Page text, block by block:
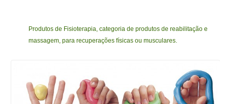
Produtos de Fisioterapia, categoria de produtos de reabilitação e
massagem, para recuperações físicas ou musculares.